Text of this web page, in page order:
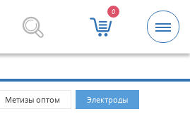
0
изделия оптом.
Метизы оптом Электроды